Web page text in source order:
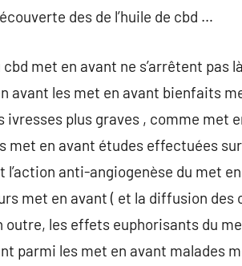
des de l’huile de cbd …
met en avant ne s’arrêtent pas
avant les met en avant bienfaits
plus graves , comme met
met en avant études effectuées
anti-angiogenèse du met
met en avant ( et la diffusion
outre, les effets euphorisants du
parmi les met en avant malades